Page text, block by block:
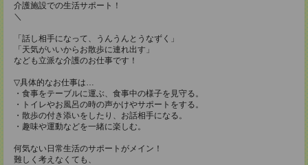
介護施設での生活サポート！
＼
「話し相手になって、うんうんとうなずく」
「天気がいいからお散歩に連れ出す」
なども立派な介護のお仕事です！
▽具体的なお仕事は…
・食事をテーブルに運ぶ、食事中の様子を見守る。
・トイレやお風呂の時の声かけやサポートをする。
・散歩の付き添いをしたり、お話相手になる。
・趣味や運動などを一緒に楽しむ。
何気ない日常生活のサポートがメイン！
難しく考えなくても、